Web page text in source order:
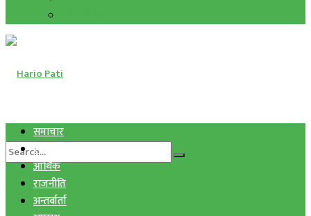
समाचार
स्वास्थ्य
आर्थिक
राजनीति
अन्तर्वार्ता